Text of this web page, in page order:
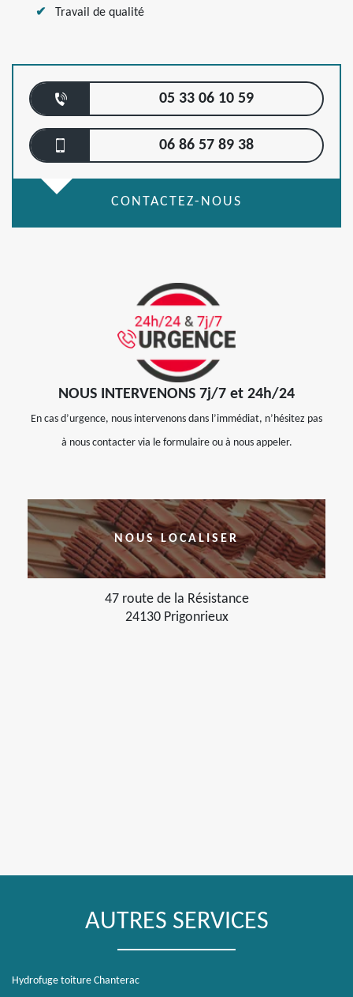
Travail de qualité
05 33 06 10 59
06 86 57 89 38
CONTACTEZ-NOUS
NOUS INTERVENONS 7j/7 et 24h/24
En cas d’urgence, nous intervenons dans l’immédiat, n’hésitez pas
à nous contacter via le formulaire ou à nous appeler.
NOUS LOCALISER
47 route de la Résistance
24130 Prigonrieux
AUTRES SERVICES
Hydrofuge toiture Chanterac